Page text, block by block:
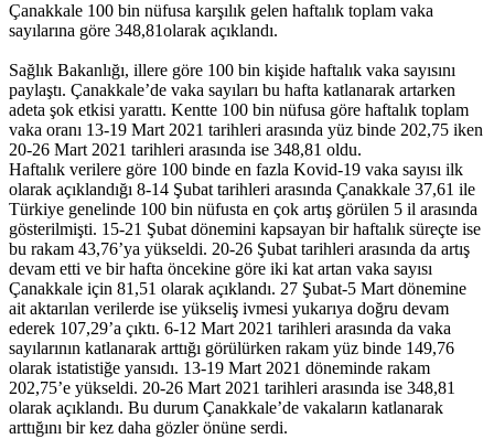
Çanakkale 100 bin nüfusa karşılık gelen haftalık toplam vaka
sayılarına göre 348,81olarak açıklandı.
Sağlık Bakanlığı, illere göre 100 bin kişide haftalık vaka sayısını
paylaştı. Çanakkale’de vaka sayıları bu hafta katlanarak artarken
adeta şok etkisi yarattı. Kentte 100 bin nüfusa göre haftalık toplam
vaka oranı 13-19 Mart 2021 tarihleri arasında yüz binde 202,75 iken
20-26 Mart 2021 tarihleri arasında ise 348,81 oldu.
Haftalık verilere göre 100 binde en fazla Kovid-19 vaka sayısı ilk
olarak açıklandığı 8-14 Şubat tarihleri arasında Çanakkale 37,61 ile
Türkiye genelinde 100 bin nüfusta en çok artış görülen 5 il arasında
gösterilmişti. 15-21 Şubat dönemini kapsayan bir haftalık süreçte ise
bu rakam 43,76’ya yükseldi. 20-26 Şubat tarihleri arasında da artış
devam etti ve bir hafta öncekine göre iki kat artan vaka sayısı
Çanakkale için 81,51 olarak açıklandı. 27 Şubat-5 Mart dönemine
ait aktarılan verilerde ise yükseliş ivmesi yukarıya doğru devam
ederek 107,29’a çıktı. 6-12 Mart 2021 tarihleri arasında da vaka
sayılarının katlanarak arttığı görülürken rakam yüz binde 149,76
olarak istatistiğe yansıdı. 13-19 Mart 2021 döneminde rakam
202,75’e yükseldi. 20-26 Mart 2021 tarihleri arasında ise 348,81
olarak açıklandı. Bu durum Çanakkale’de vakaların katlanarak
arttığını bir kez daha gözler önüne serdi.